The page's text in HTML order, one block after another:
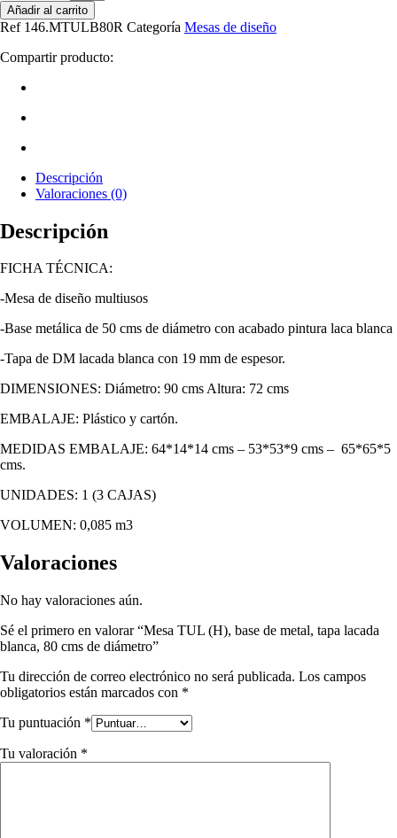
Añadir al carrito
Ref 146.MTULB80R Categoría Mesas de diseño
Compartir producto:
Descripción
Valoraciones (0)
Descripción
FICHA TÉCNICA:
-Mesa de diseño multiusos
-Base metálica de 50 cms de diámetro con acabado pintura laca blanca
-Tapa de DM lacada blanca con 19 mm de espesor.
DIMENSIONES: Diámetro: 90 cms Altura: 72 cms
EMBALAJE: Plástico y cartón.
MEDIDAS EMBALAJE: 64*14*14 cms – 53*53*9 cms – 65*65*5
cms.
UNIDADES: 1 (3 CAJAS)
VOLUMEN: 0,085 m3
Valoraciones
No hay valoraciones aún.
Sé el primero en valorar “Mesa TUL (H), base de metal, tapa lacada
blanca, 80 cms de diámetro”
Tu dirección de correo electrónico no será publicada. Los campos
obligatorios están marcados con *
Tu puntuación *
Tu valoración *